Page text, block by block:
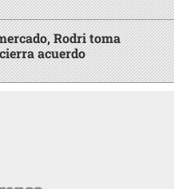
Rodri toma
acuerdo